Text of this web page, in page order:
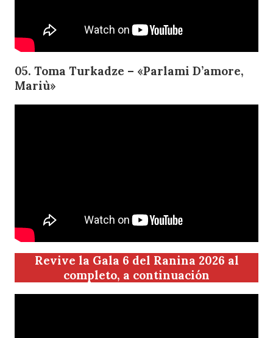
05. Toma Turkadze – «Parlami D’amore,
Mariù»
Revive la Gala 6 del Ranina 2026 al
completo, a continuación